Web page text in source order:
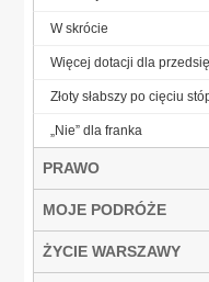
W skrócie
Więcej dotacji dla
Złoty słabszy po cięciu
„Nie” dla franka
PRAWO
MOJE PODRÓŻE
ŻYCIE WARSZAWY